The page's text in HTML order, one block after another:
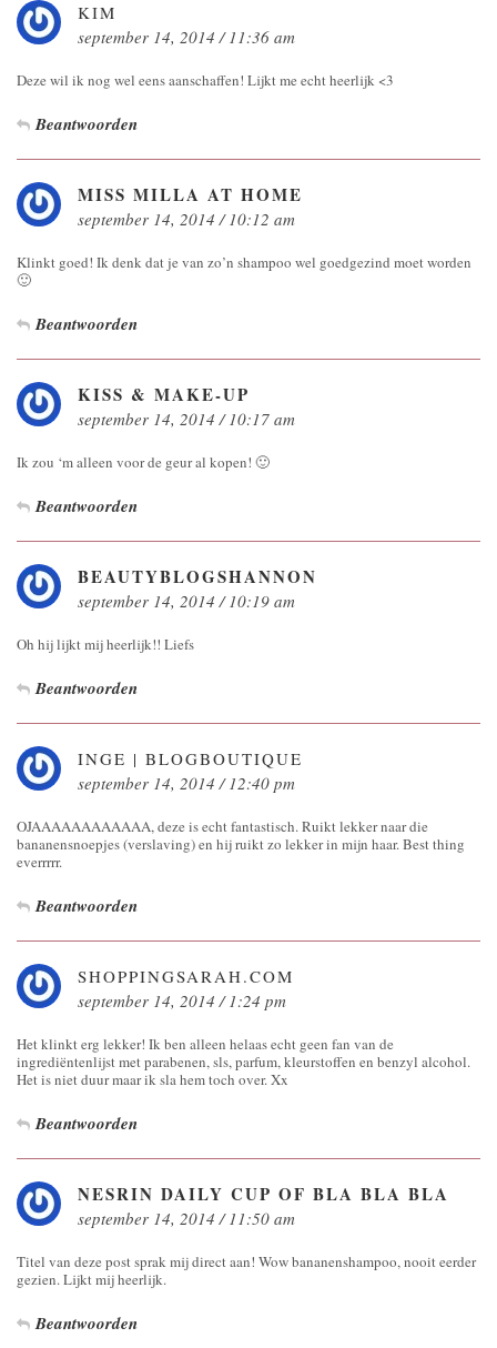
KIM
september 14, 2014 / 11:36 am
Deze wil ik nog wel eens aanschaffen! Lijkt me echt heerlijk <3
Beantwoorden
MISS MILLA AT HOME
september 14, 2014 / 10:12 am
Klinkt goed! Ik denk dat je van zo’n shampoo wel goedgezind moet worden
🙂
Beantwoorden
KISS & MAKE-UP
september 14, 2014 / 10:17 am
Ik zou ‘m alleen voor de geur al kopen! 🙂
Beantwoorden
BEAUTYBLOGSHANNON
september 14, 2014 / 10:19 am
Oh hij lijkt mij heerlijk!! Liefs
Beantwoorden
INGE | BLOGBOUTIQUE
september 14, 2014 / 12:40 pm
OJAAAAAAAAAAAA, deze is echt fantastisch. Ruikt lekker naar die
bananensnoepjes (verslaving) en hij ruikt zo lekker in mijn haar. Best thing
everrrrr.
Beantwoorden
SHOPPINGSARAH.COM
september 14, 2014 / 1:24 pm
Het klinkt erg lekker! Ik ben alleen helaas echt geen fan van de
ingrediëntenlijst met parabenen, sls, parfum, kleurstoffen en benzyl alcohol.
Het is niet duur maar ik sla hem toch over. Xx
Beantwoorden
NESRIN DAILY CUP OF BLA BLA BLA
september 14, 2014 / 11:50 am
Titel van deze post sprak mij direct aan! Wow bananenshampoo, nooit eerder
gezien. Lijkt mij heerlijk.
Beantwoorden